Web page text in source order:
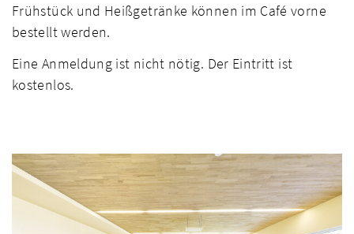
Frühstück und Heißgetränke können im Café vorne
bestellt werden.
Eine Anmeldung ist nicht nötig. Der Eintritt ist
kostenlos.